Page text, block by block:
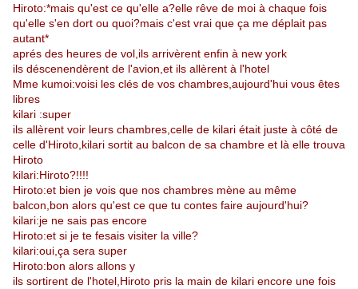
Hiroto:*mais qu'est ce qu'elle a?elle rêve de moi à chaque fois
qu'elle s'en dort ou quoi?mais c'est vrai que ça me déplait pas
autant*
aprés des heures de vol,ils arrivèrent enfin à new york
ils déscenendèrent de l'avion,et ils allèrent à l'hotel
Mme kumoi:voisi les clés de vos chambres,aujourd'hui vous êtes
libres
kilari :super
ils allèrent voir leurs chambres,celle de kilari était juste à côté de
celle d'Hiroto,kilari sortit au balcon de sa chambre et là elle trouva
Hiroto
kilari:Hiroto?!!!!
Hiroto:et bien je vois que nos chambres mène au même
balcon,bon alors qu'est ce que tu contes faire aujourd'hui?
kilari:je ne sais pas encore
Hiroto:et si je te fesais visiter la ville?
kilari:oui,ça sera super
Hiroto:bon alors allons y
ils sortirent de l'hotel,Hiroto pris la main de kilari encore une fois